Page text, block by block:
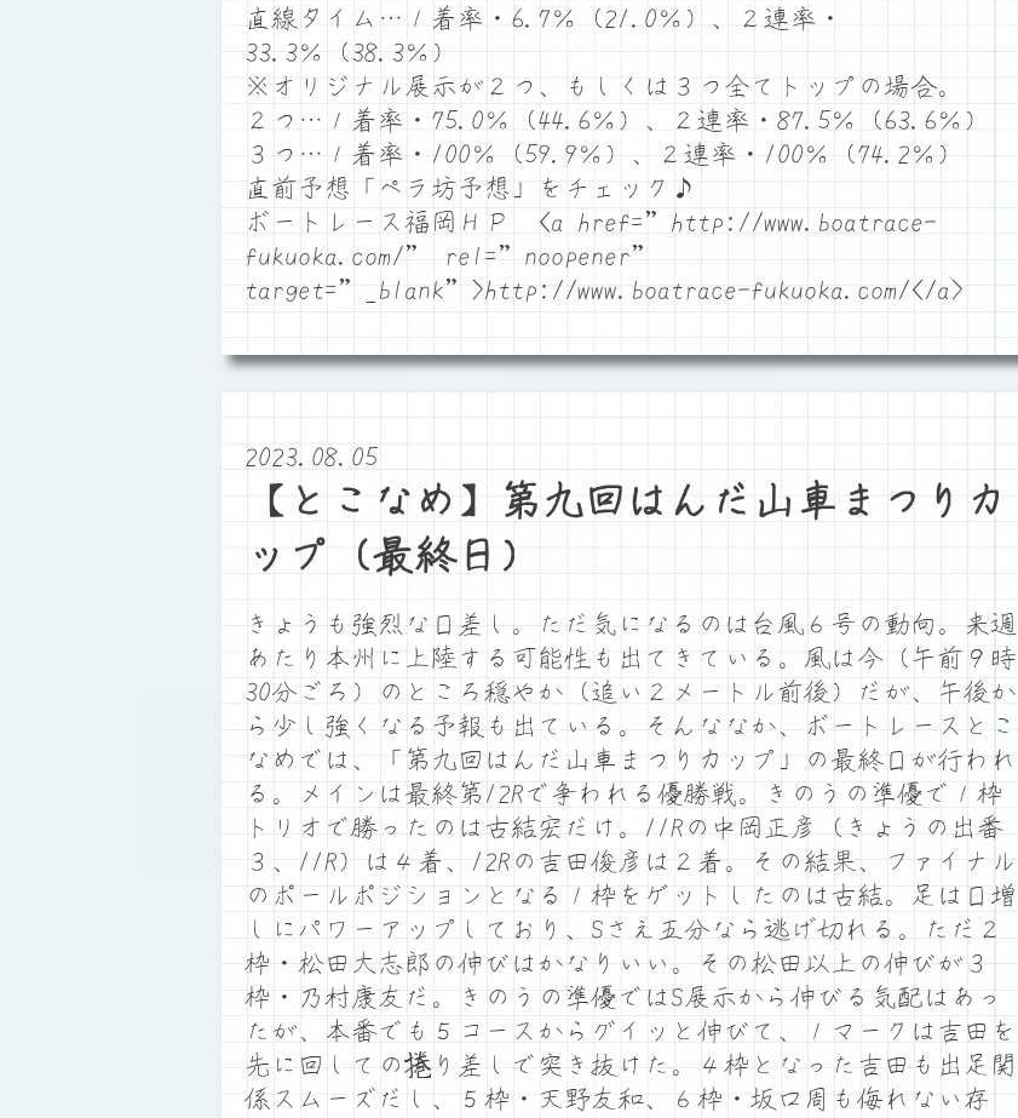
直線タイム…１着率・6.7％（21.0％）、２連率・
33.3％（38.3％）
※オリジナル展示が２つ、もしくは３つ全てトップの場合。
２つ…１着率・75.0％（44.6％）、２連率・87.5％（63.6％）
３つ…１着率・100％（59.9％）、２連率・100％（74.2％）
直前予想「ペラ坊予想」をチェック♪
ボートレース福岡ＨＰ <a href=”http://www.boatrace-
fukuoka.com/” rel=”noopener”
target=”_blank”>http://www.boatrace-fukuoka.com/</a>
2023.08.05
【とこなめ】第九回はんだ山車まつりカ
ップ（最終日）
きょうも強烈な日差し。ただ気になるのは台風６号の動向。来週
あたり本州に上陸する可能性も出てきている。風は今（午前９時
30分ごろ）のところ穏やか（追い２メートル前後）だが、午後か
ら少し強くなる予報も出ている。そんななか、ボートレースとこ
なめでは、「第九回はんだ山車まつりカップ」の最終日が行われ
る。メインは最終第12Rで争われる優勝戦。きのうの準優で１枠
トリオで勝ったのは古結宏だけ。11Rの中岡正彦（きょうの出番
３、11R）は４着、12Rの吉田俊彦は２着。その結果、ファイナル
のポールポジションとなる１枠をゲットしたのは古結。足は日増
しにパワーアップしており、Sさえ五分なら逃げ切れる。ただ２
枠・松田大志郎の伸びはかなりいい。その松田以上の伸びが３
枠・乃村康友だ。きのうの準優ではS展示から伸びる気配はあっ
たが、本番でも５コースからグイッと伸びて、１マークは吉田を
先に回しての捲り差しで突き抜けた。４枠となった吉田も出足関
係スムーズだし、５枠・天野友和、６枠・坂口周も侮れない存